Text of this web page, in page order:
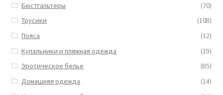
Бюстгальтеры
(70)
Трусики
(108)
Пояса
(12)
Купальники и пляжная одежда
(19)
Эротическое белье
(85)
Домашняя одежда
(14)